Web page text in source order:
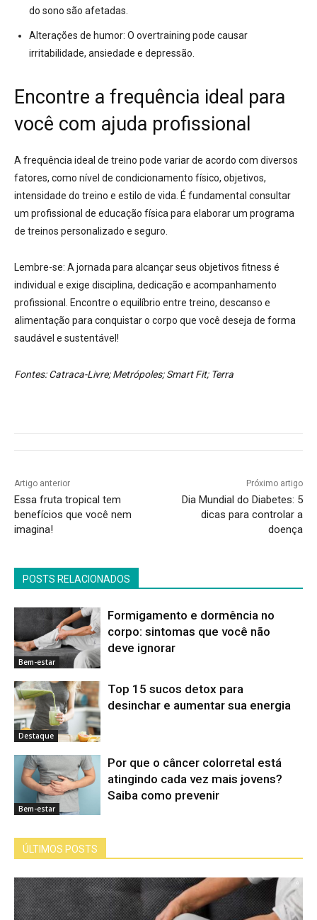
do sono são afetadas.
Alterações de humor: O overtraining pode causar
irritabilidade, ansiedade e depressão.
Encontre a frequência ideal para
você com ajuda profissional
A frequência ideal de treino pode variar de acordo com diversos
fatores, como nível de condicionamento físico, objetivos,
intensidade do treino e estilo de vida. É fundamental consultar
um profissional de educação física para elaborar um programa
de treinos personalizado e seguro.
Lembre-se: A jornada para alcançar seus objetivos fitness é
individual e exige disciplina, dedicação e acompanhamento
profissional. Encontre o equilíbrio entre treino, descanso e
alimentação para conquistar o corpo que você deseja de forma
saudável e sustentável!
Fontes: Catraca-Livre; Metrópoles; Smart Fit; Terra
Artigo anterior
Essa fruta tropical tem
benefícios que você nem
imagina!
Próximo artigo
Dia Mundial do Diabetes: 5
dicas para controlar a
doença
POSTS RELACIONADOS
Bem-estar
Formigamento e dormência no
corpo: sintomas que você não
deve ignorar
Destaque
Top 15 sucos detox para
desinchar e aumentar sua energia
Bem-estar
Por que o câncer colorretal está
atingindo cada vez mais jovens?
Saiba como prevenir
ÚLTIMOS POSTS